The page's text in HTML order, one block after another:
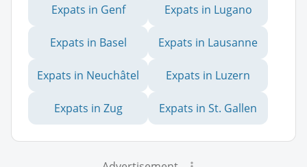
Expats in Genf Expats in Lugano
Expats in Basel Expats in Lausanne
Expats in Neuchâtel Expats in Luzern
Expats in Zug Expats in St. Gallen